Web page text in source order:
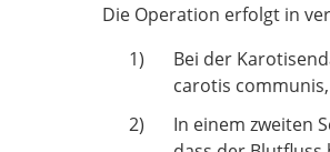
Die Operation erfolgt in
Bei der
carotis
In einem zweiten